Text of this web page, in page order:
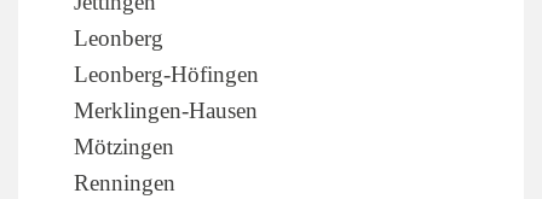
Leonberg
Leonberg-Höfingen
Merklingen-Hausen
Mötzingen
Renningen